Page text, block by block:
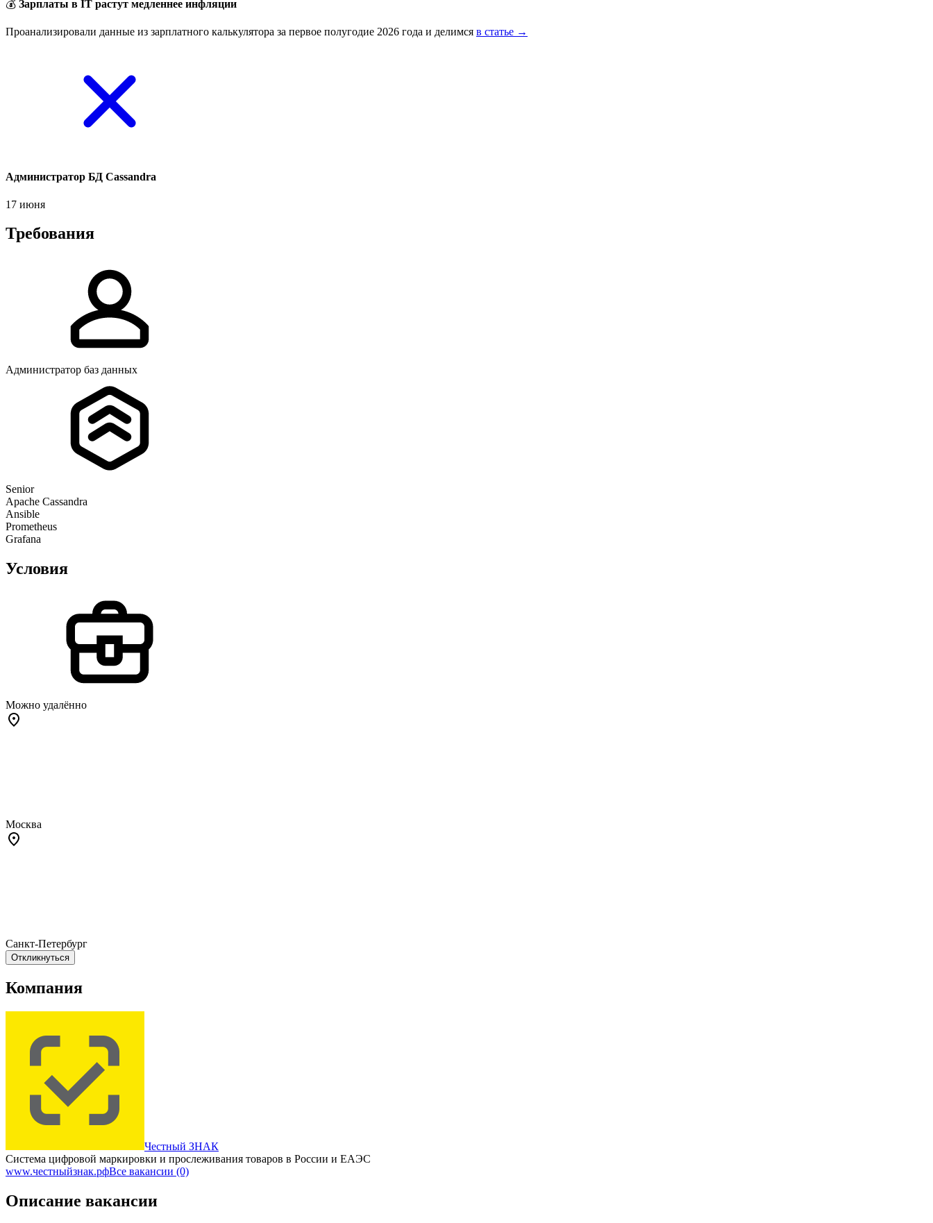
💰 Зарплаты в IT растут медленнее инфляции
Проанализировали данные из зарплатного калькулятора за первое полугодие 2026 года и делимся в статье →
Администратор БД Cassandra
17 июня
Требования
Администратор баз данных
Senior
Apache Cassandra
Ansible
Prometheus
Grafana
Условия
Можно удалённо
Москва
Санкт-Петербург
Откликнуться
Компания
Честный ЗНАК
Система цифровой маркировки и прослеживания товаров в России и ЕАЭС
www.честныйзнак.рфВсе вакансии (0)
Описание вакансии